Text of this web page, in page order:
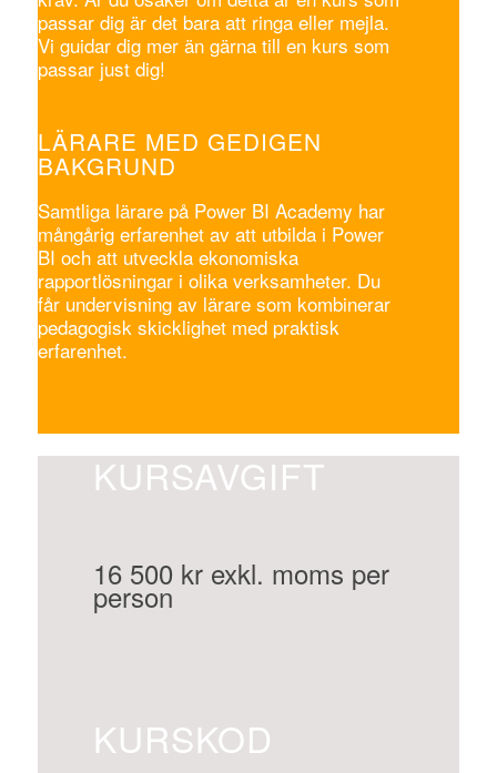
passar dig är det bara att ringa eller mejla.
Vi guidar dig mer än gärna till en kurs som
passar just dig!
LÄRARE MED GEDIGEN
BAKGRUND
Samtliga lärare på Power BI Academy har
mångårig erfarenhet av att utbilda i Power
BI och att utveckla ekonomiska
rapportlösningar i olika verksamheter. Du
får undervisning av lärare som kombinerar
pedagogisk skicklighet med praktisk
erfarenhet.
KURSAVGIFT
16 500 kr exkl. moms per
person
KURSKOD